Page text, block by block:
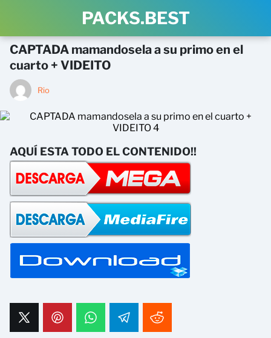
PACKS.BEST
CAPTADA mamandosela a su primo en el
cuarto + VIDEITO
Rio
AQUÍ ESTA TODO EL CONTENIDO!!